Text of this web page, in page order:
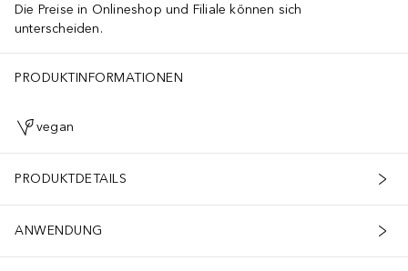
Die Preise in Onlineshop und Filiale können sich
unterscheiden.
PRODUKTINFORMATIONEN
vegan
PRODUKTDETAILS
ANWENDUNG